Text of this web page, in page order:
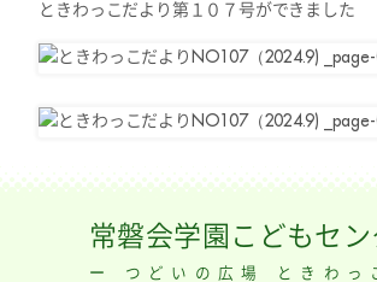
ときわっこだより第１０７号ができました
常磐会学園こどもセン
ー つどいの広場 ときわっ